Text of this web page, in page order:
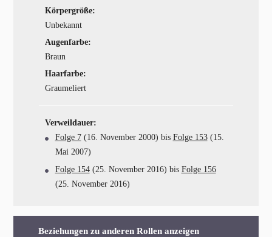
Körpergröße:
Unbekannt
Augenfarbe:
Braun
Haarfarbe:
Graumeliert
Verweildauer:
Folge 7(16. November 2000) bis Folge 153(15.
Mai 2007)
Folge 154(25. November 2016) bis Folge 156
(25. November 2016)
Beziehungen zu anderen Rollen anzeigen